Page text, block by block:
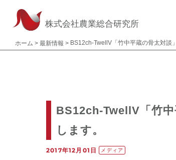
株式会社農業総合研究所
ホーム > 最新情報 > BS12ch-TwellV「竹中平蔵の骨太対談
BS12ch-TwellV「竹
します。
2017年12月01日 メディア